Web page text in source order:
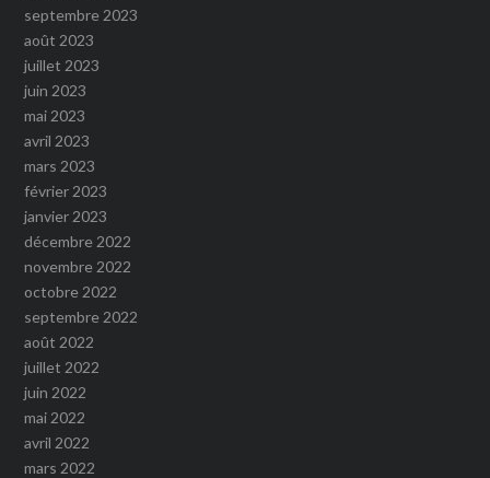
septembre 2023
août 2023
juillet 2023
juin 2023
mai 2023
avril 2023
mars 2023
février 2023
janvier 2023
décembre 2022
novembre 2022
octobre 2022
septembre 2022
août 2022
juillet 2022
juin 2022
mai 2022
avril 2022
mars 2022